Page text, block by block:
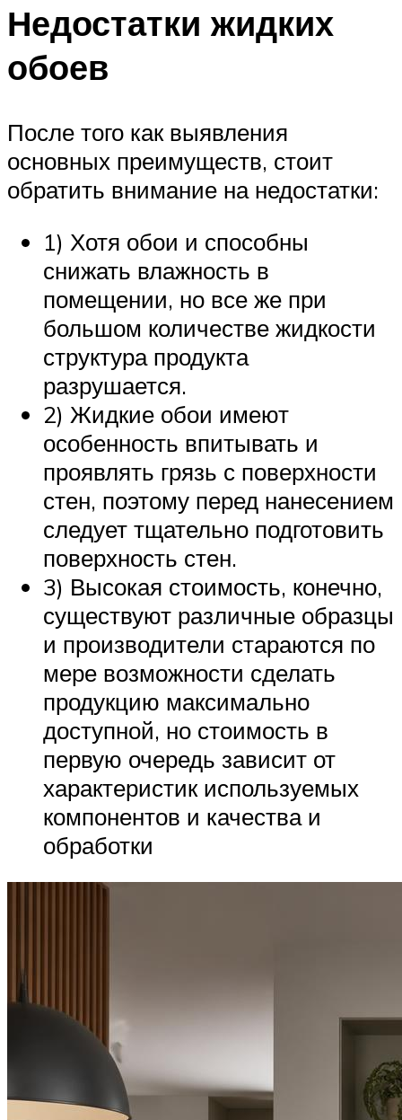
Недостатки жидких
обоев
После того как выявления
основных преимуществ, стоит
обратить внимание на недостатки:
1) Хотя обои и способны
снижать влажность в
помещении, но все же при
большом количестве жидкости
структура продукта
разрушается.
2) Жидкие обои имеют
особенность впитывать и
проявлять грязь с поверхности
стен, поэтому перед нанесением
следует тщательно подготовить
поверхность стен.
3) Высокая стоимость, конечно,
существуют различные образцы
и производители стараются по
мере возможности сделать
продукцию максимально
доступной, но стоимость в
первую очередь зависит от
характеристик используемых
компонентов и качества и
обработки